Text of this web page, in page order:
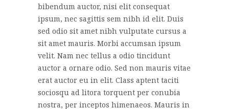
bibendum auctor, nisi elit consequat
ipsum, nec sagittis sem nibh id elit. Duis
sed odio sit amet nibh vulputate cursus a
sit amet mauris. Morbi accumsan ipsum
velit. Nam nec tellus a odio tincidunt
auctor a ornare odio. Sed non mauris vitae
erat auctor eu in elit. Class aptent taciti
sociosqu ad litora torquent per conubia
nostra, per inceptos himenaeos. Mauris in